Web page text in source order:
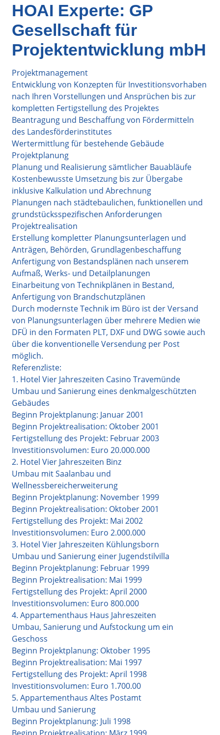
HOAI Experte: GP
Gesellschaft für
Projektentwicklung mbH
Projektmanagement
Entwicklung von Konzepten für Investitionsvorhaben
nach Ihren Vorstellungen und Ansprüchen bis zur
kompletten Fertigstellung des Projektes
Beantragung und Beschaffung von Fördermitteln
des Landesförderinstitutes
Wertermittlung für bestehende Gebäude
Projektplanung
Planung und Realisierung sämtlicher Bauabläufe
Kostenbewusste Umsetzung bis zur Übergabe
inklusive Kalkulation und Abrechnung
Planungen nach städtebaulichen, funktionellen und
grundstücksspezifischen Anforderungen
Projektrealisation
Erstellung kompletter Planungsunterlagen und
Anträgen, Behörden, Grundlagenbeschaffung
Anfertigung von Bestandsplänen nach unserem
Aufmaß, Werks- und Detailplanungen
Einarbeitung von Technikplänen in Bestand,
Anfertigung von Brandschutzplänen
Durch modernste Technik im Büro ist der Versand
von Planungsunterlagen über mehrere Medien wie
DFÜ in den Formaten PLT, DXF und DWG sowie auch
über die konventionelle Versendung per Post
möglich.
Referenzliste:
1. Hotel Vier Jahreszeiten Casino Travemünde
Umbau und Sanierung eines denkmalgeschützten
Gebäudes
Beginn Projektplanung: Januar 2001
Beginn Projektrealisation: Oktober 2001
Fertigstellung des Projekt: Februar 2003
Investitionsvolumen: Euro 20.000.000
2. Hotel Vier Jahreszeiten Binz
Umbau mit Saalanbau und
Wellnessbereicherweiterung
Beginn Projektplanung: November 1999
Beginn Projektrealisation: Oktober 2001
Fertigstellung des Projekt: Mai 2002
Investitionsvolumen: Euro 2.000.000
3. Hotel Vier Jahreszeiten Kühlungsborn
Umbau und Sanierung einer Jugendstilvilla
Beginn Projektplanung: Februar 1999
Beginn Projektrealisation: Mai 1999
Fertigstellung des Projekt: April 2000
Investitionsvolumen: Euro 800.000
4. Appartementhaus Haus Jahreszeiten
Umbau, Sanierung und Aufstockung um ein
Geschoss
Beginn Projektplanung: Oktober 1995
Beginn Projektrealisation: Mai 1997
Fertigstellung des Projekt: April 1998
Investitionsvolumen: Euro 1.700.00
5. Appartementhaus Altes Postamt
Umbau und Sanierung
Beginn Projektplanung: Juli 1998